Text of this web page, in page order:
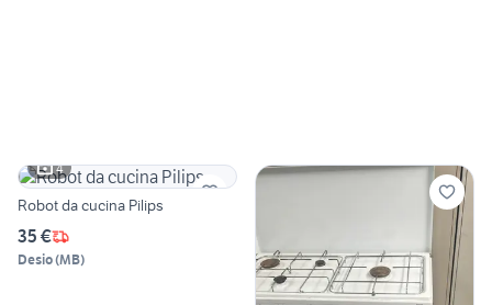
4
Robot da cucina Pilips
35 €
Desio(MB)